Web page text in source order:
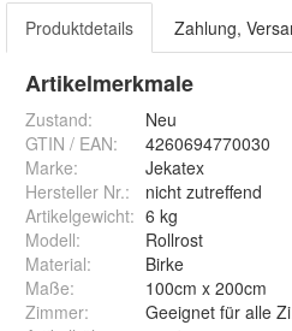
Produktdetails Zahlung,
Artikelmerkmale
Zustand:
Neu
GTIN / EAN:
4260694770030
Marke:
Jekatex
Hersteller Nr.:
nicht zutreffend
Artikelgewicht: 6 kg
Modell:
Rollrost
Material:
Birke
Maße:
100cm x 200cm
Zimmer:
Geeignet für alle